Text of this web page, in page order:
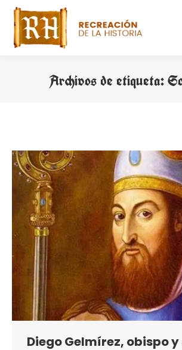
Archivos de etiqueta:
Diego Gelmírez, obispo y